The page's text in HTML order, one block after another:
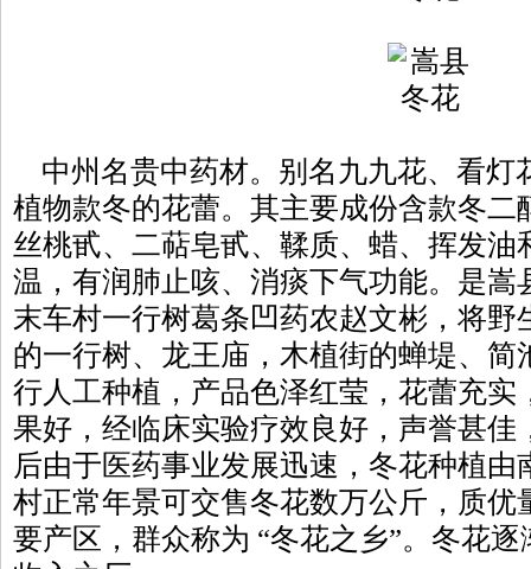
中州名贵中药材。别名九九花、看灯
植物款冬的花蕾。其主要成份含款冬二
丝桃甙、二萜皂甙、鞣质、蜡、挥发油
温，有润肺止咳、消痰下气功能。是嵩
末车村一行树葛条凹药农赵文彬，将野
的一行树、龙王庙，木植街的蝉堤、简
行人工种植，产品色泽红莹，花蕾充实
果好，经临床实验疗效良好，声誉甚佳
后由于医药事业发展迅速，冬花种植
村正常年景可交售冬花数万公斤，质优
要产区，群众称为 “冬花之乡”。冬花